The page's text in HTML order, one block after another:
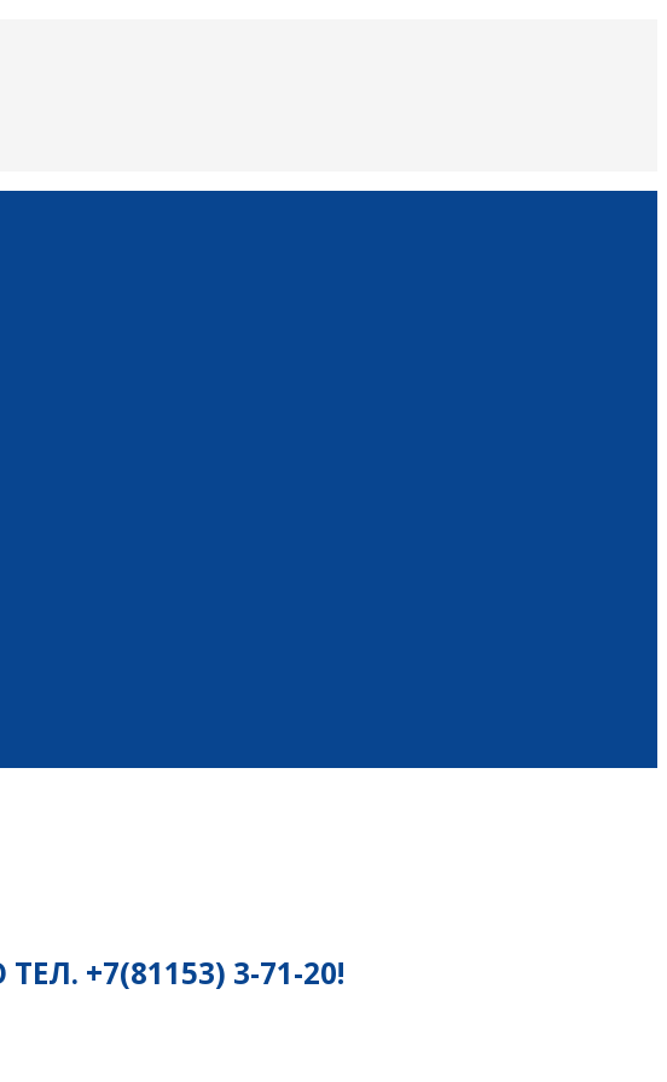
+7(81153) 3-71-20!